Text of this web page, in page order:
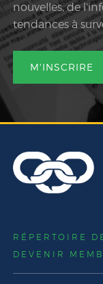
nouvelles, de
tendances à
M'INSCRIRE
RÉPERTOIRE
DEVENIR